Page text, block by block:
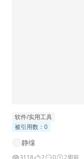
软件/实用工具
被引用数：0
静缐